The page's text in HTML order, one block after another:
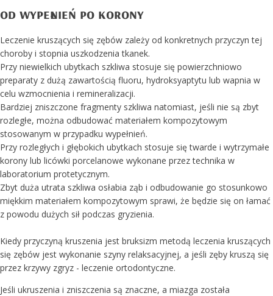
od wypełnień po korony
Leczenie kruszących się zębów zależy od konkretnych przyczyn tej
choroby i stopnia uszkodzenia tkanek.
Przy niewielkich ubytkach szkliwa stosuje się powierzchniowo
preparaty z dużą zawartością fluoru, hydroksyaptytu lub wapnia w
celu wzmocnienia i remineralizacji.
Bardziej zniszczone fragmenty szkliwa natomiast, jeśli nie są zbyt
rozległe, można odbudować materiałem kompozytowym
stosowanym w przypadku wypełnień.
Przy rozległych i głębokich ubytkach stosuje się twarde i wytrzymałe
korony lub licówki porcelanowe wykonane przez technika w
laboratorium protetycznym.
Zbyt duża utrata szkliwa osłabia ząb i odbudowanie go stosunkowo
miękkim materiałem kompozytowym sprawi, że będzie się on łamać
z powodu dużych sił podczas gryzienia.
Kiedy przyczyną kruszenia jest bruksizm metodą leczenia kruszących
się zębów jest wykonanie szyny relaksacyjnej, a jeśli zęby kruszą się
przez krzywy zgryz - leczenie ortodontyczne.
Jeśli ukruszenia i zniszczenia są znaczne, a miazga została